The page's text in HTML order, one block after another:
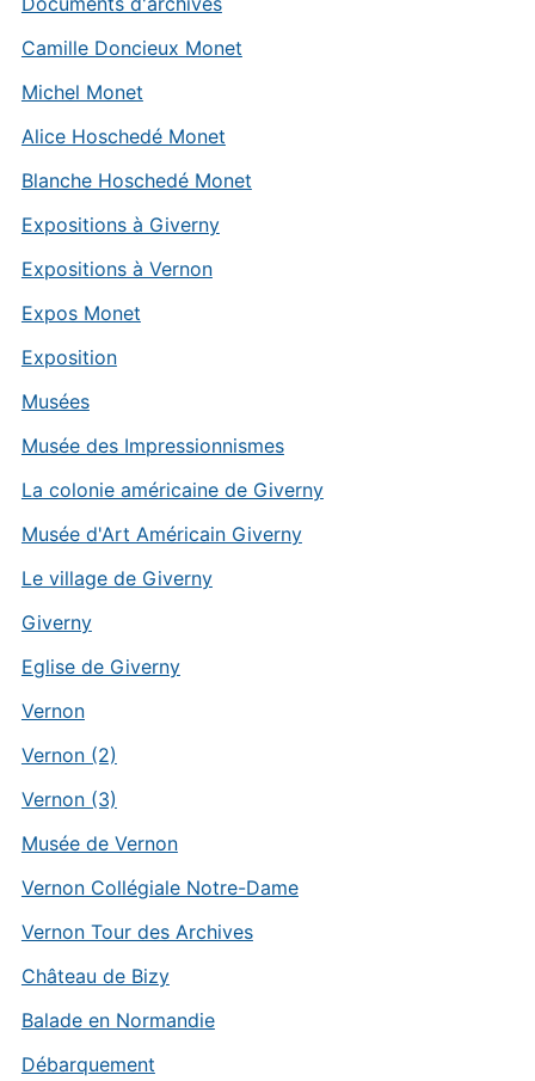
Camille Doncieux Monet
Michel Monet
Alice Hoschedé Monet
Blanche Hoschedé Monet
Expositions à Giverny
Expositions à Vernon
Expos Monet
Exposition
Musées
Musée des Impressionnismes
La colonie américaine de Giverny
Musée d'Art Américain Giverny
Le village de Giverny
Giverny
Eglise de Giverny
Vernon
Vernon (2)
Vernon (3)
Musée de Vernon
Vernon Collégiale Notre-Dame
Vernon Tour des Archives
Château de Bizy
Balade en Normandie
Débarquement